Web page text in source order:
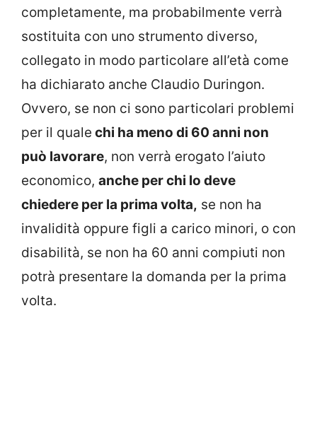
completamente, ma probabilmente verrà
sostituita con uno strumento diverso,
collegato in modo particolare all’età come
ha dichiarato anche Claudio Duringon.
Ovvero, se non ci sono particolari problemi
per il quale chi ha meno di 60 anni non
può lavorare, non verrà erogato l’aiuto
economico, anche per chi lo deve
chiedere per la prima volta, se non ha
invalidità oppure figli a carico minori, o con
disabilità, se non ha 60 anni compiuti non
potrà presentare la domanda per la prima
volta.